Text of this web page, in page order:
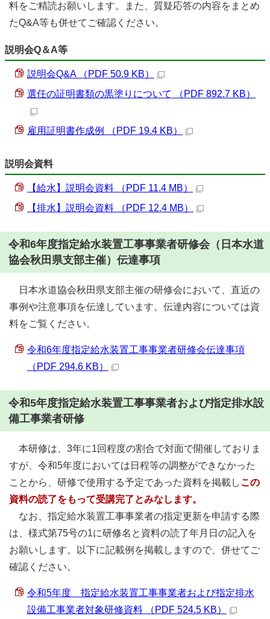
料をご精読お願いします。また、質疑応答の内容をまとめ
たQ&A等も併せてご確認ください。
説明会Q＆A等
説明会Q&A （PDF 50.9 KB）
選任の証明書類の黒塗りについて （PDF 892.7 KB）
雇用証明書作成例 （PDF 19.4 KB）
説明会資料
【給水】説明会資料 （PDF 11.4 MB）
【排水】説明会資料 （PDF 12.4 MB）
令和6年度指定給水装置工事事業者研修会（日本水道
協会秋田県支部主催）伝達事項
日本水道協会秋田県支部主催の研修会において、直近の
事例や注意事項を伝達しています。伝達内容については資
料をご覧ください。
令和6年度指定給水装置工事事業者研修会伝達事項
（PDF 294.6 KB）
令和5年度指定給水装置工事事業者および指定排水設
備工事業者研修
本研修は、3年に1回程度の割合で対面で開催しておりま
すが、令和5年度においては日程等の調整ができなかった
ことから、研修で使用する予定であった資料を掲載しこの
資料の読了をもって受講完了とみなします。
なお、指定給水装置工事事業者の指定更新を申請する際
は、様式第75号の1に研修名と資料の読了年月日の記入を
お願いします。以下に記載例を掲載しますので、併せてご
確認ください。
令和5年度 指定給水装置工事事業者および指定排水
設備工事業者対象研修資料 （PDF 524.5 KB）